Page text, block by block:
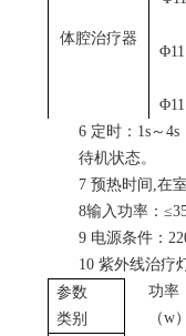
体腔治疗器
6 定时：1s～ 4s
待机状态。
7 预热时间,在
8输入功率：
9 电源条件：
10 紫外线治疗
参数
类别
功
（w